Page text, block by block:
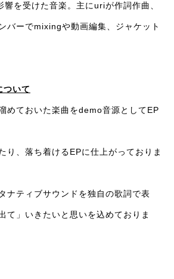
を受けた音楽。主にuriが作詞作曲、
バーでmixingや動画編集、ジャケット
ついて
めておいた楽曲をdemo音源としてEP
り、落ち着けるEPに仕上がっておりま
ナティブサウンドを独自の歌詞で表
て」いきたいと思いを込めておりま